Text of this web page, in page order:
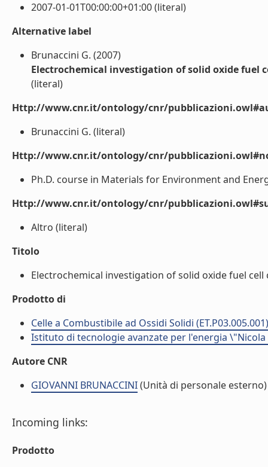
2007-01-01T00:00:00+01:00 (literal)
Alternative label
Brunaccini G. (2007)
Electrochemical investigation of solid oxide
(literal)
Http://www.cnr.it/ontology/cnr/
Brunaccini G. (literal)
Http://www.cnr.it/ontology/cnr/
Ph.D. course in Materials for Environment and
Http://www.cnr.it/ontology/cnr/
Altro (literal)
Titolo
Electrochemical investigation of solid oxide fuel
Prodotto di
Celle a Combustibile ad Ossidi Solidi (ET.P03.005.001)
Istituto di tecnologie avanzate per l'energia \"Nicola
Autore CNR
GIOVANNI BRUNACCINI(Unità di personale esterno)
Incoming links:
Prodotto